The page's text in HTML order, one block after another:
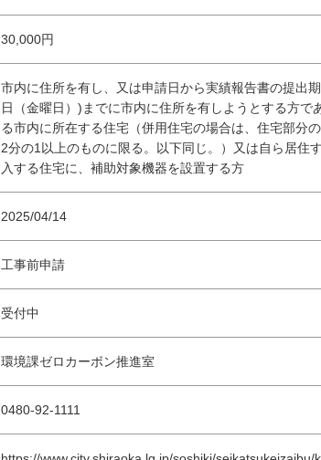
30,000円
市内に住所を有し、又は申請日から実績報告書の提出
日（金曜日）)までに市内に住所を有しようとする方で
る市内に所在する住宅（併用住宅の場合は、住宅部分
2分の1以上のものに限る。以下同じ。）又は自ら居住
入する住宅に、補助対象機器を設置する方
2025/04/14
工事前申請
受付中
環境課ゼロカーボン推進室
0480-92-1111